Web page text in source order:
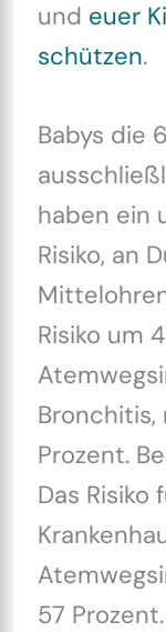
und euer
schützen.
Babys die
haben ein
Risiko, an
Risiko um
Prozent.
Das Risiko
57 Prozent.